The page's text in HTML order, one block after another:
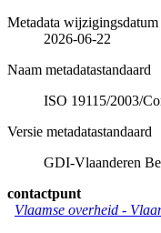
Metadata wijzigingsdatum
2026-06-22
Naam metadatastandaard
ISO 19115/2003/
Versie metadatastandaard
GDI-Vlaanderen
contactpunt
Vlaamse overheid -